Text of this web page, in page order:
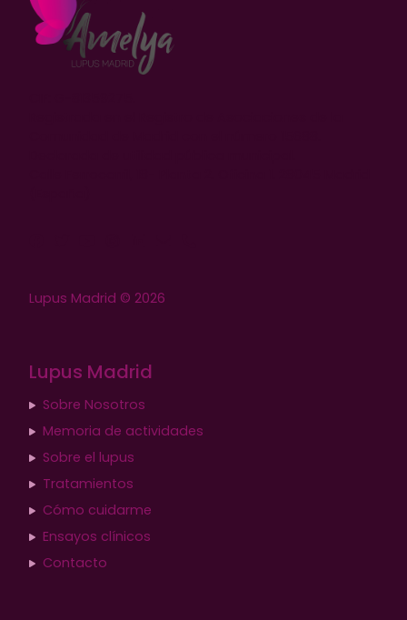
Lupus Madrid © 2026
Lupus Madrid
Sobre Nosotros
Memoria de actividades
Sobre el lupus
Tratamientos
Cómo cuidarme
Ensayos clínicos
Contacto